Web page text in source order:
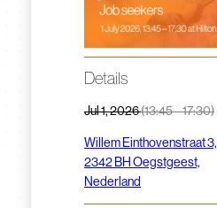
Details
Jul 1, 2026(13:45 – 17:30)
Willem Einthovenstraat 3,
2342 BH Oegstgeest,
Nederland